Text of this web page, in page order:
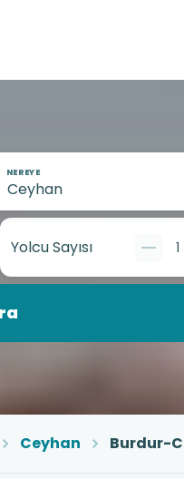
NEREYE
Yolcu Sayısı 1
Ceyhan Burdur-